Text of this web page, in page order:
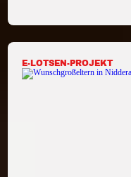
E-LOTSEN-PROJEKT